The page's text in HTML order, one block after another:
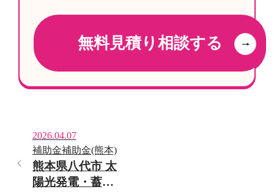
無料見積り相談する
2026.04.07
補助金補助金(熊本)
熊本県八代市 太
陽光発電・蓄電